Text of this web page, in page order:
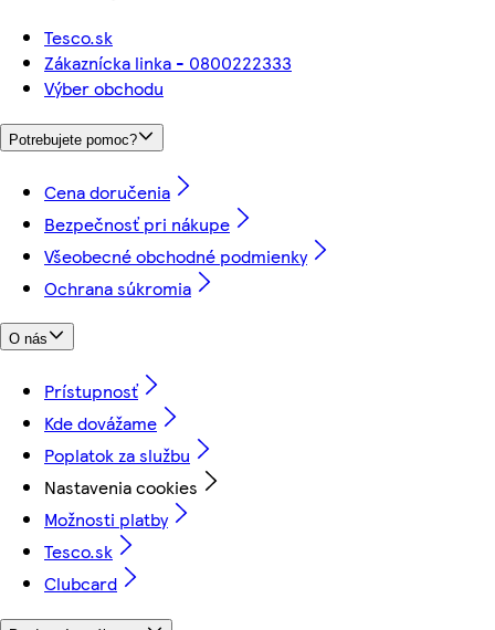
Tesco.sk
Zákaznícka linka - 0800222333
Výber obchodu
Potrebujete pomoc?
Cena doručenia
Bezpečnosť pri nákupe
Všeobecné obchodné podmienky
Ochrana súkromia
O nás
Prístupnosť
Kde dovážame
Poplatok za službu
Nastavenia cookies
Možnosti platby
Tesco.sk
Clubcard